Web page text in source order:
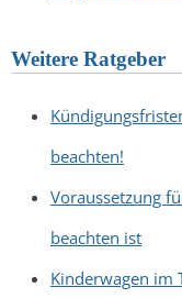
Weitere Ratgeber
beachten!
Voraussetzung
beachten ist
Kinderwagen im